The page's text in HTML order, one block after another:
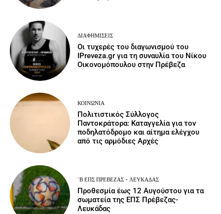
ΔΙΑΦΗΜΊΣΕΙΣ
Οι τυχερές του διαγωνισμού του
IPreveza.gr για τη συναυλία του Νίκου
Οικονομόπουλου στην Πρέβεζα
ΚΟΙΝΩΝΙΑ
Πολιτιστικός Σύλλογος
Παντοκράτορα: Καταγγελία για τον
ποδηλατόδρομο και αίτημα ελέγχου
από τις αρμόδιες Αρχές
΄Β ΕΠΣ ΠΡΈΒΕΖΑΣ - ΛΕΥΚΆΔΑΣ
Προθεσμία έως 12 Αυγούστου για τα
σωματεία της ΕΠΣ Πρέβεζας-
Λευκάδας